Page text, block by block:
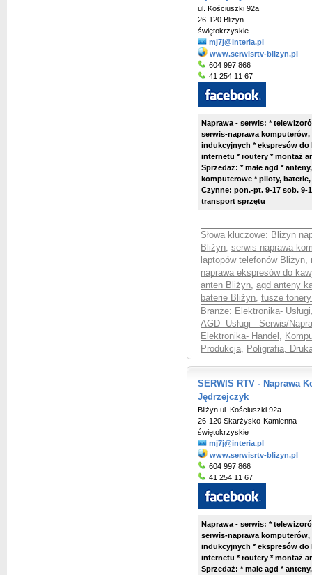
ul. Kościuszki 92a
26-120 Bliżyn
świętokrzyskie
mj7j@interia.pl
www.serwisrtv-blizyn.pl
604 997 866
41 254 11 67
Naprawa - serwis: *
serwis-naprawa
indukcyjnych * ekspresów do
internetu * routery * montaż
Sprzedaż: * małe agd *
komputerowe * piloty,
Czynne: pon.-pt. 9-17 sob. 9-
transport sprzętu
Słowa kluczowe: Bliżyn
Bliżyn, serwis naprawa
laptopów telefonów Bliżyn,
naprawa ekspresów do
anten Bliżyn, agd anteny
baterie Bliżyn, tusze
Branże: Elektronika- Usługi
AGD- Usługi - Serwis/
Elektronika- Handel ,
Produkcja, Poligrafia,
SERWIS RTV - Naprawa
Jędrzejczyk
Bliżyn ul. Kościuszki 92a
26-120 Skarżysko-Kamienna
świętokrzyskie
mj7j@interia.pl
www.serwisrtv-blizyn.pl
604 997 866
41 254 11 67
Naprawa - serwis: *
serwis-naprawa
indukcyjnych * ekspresów do
internetu * routery * montaż
Sprzedaż: * małe agd *